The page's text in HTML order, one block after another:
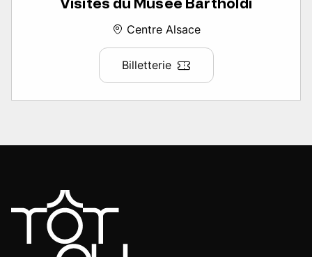
Visites du Musée Bartholdi
Centre Alsace
Billetterie